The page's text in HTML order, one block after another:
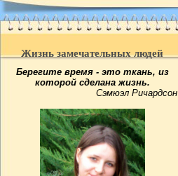
Жизнь замечательных людей
Берегите время - это ткань, из
которой сделана жизнь.
Сэмюэл Ричардсон